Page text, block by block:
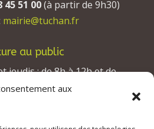
aux
45 51 00(à partir de 9h30)
mairie@tuchan.fr
au public
jeudis : de 8h à 12h et de
à 17h30.